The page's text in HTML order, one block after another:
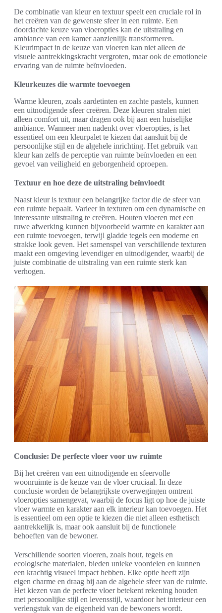
De combinatie van kleur en textuur speelt een cruciale rol in
het creëren van de gewenste sfeer in een ruimte. Een
doordachte keuze van vloeropties kan de uitstraling en
ambiance van een kamer aanzienlijk transformeren.
Kleurimpact in de keuze van vloeren kan niet alleen de
visuele aantrekkingskracht vergroten, maar ook de emotionele
ervaring van de ruimte beïnvloeden.
Kleurkeuzes die warmte toevoegen
Warme kleuren, zoals aardetinten en zachte pastels, kunnen
een uitnodigende sfeer creëren. Deze kleuren stralen niet
alleen comfort uit, maar dragen ook bij aan een huiselijke
ambiance. Wanneer men nadenkt over vloeropties, is het
essentieel om een kleurpalet te kiezen dat aansluit bij de
persoonlijke stijl en de algehele inrichting. Het gebruik van
kleur kan zelfs de perceptie van ruimte beïnvloeden en een
gevoel van veiligheid en geborgenheid oproepen.
Textuur en hoe deze de uitstraling beïnvloedt
Naast kleur is textuur een belangrijke factor die de sfeer van
een ruimte bepaalt. Varieer in texturen om een dynamische en
interessante uitstraling te creëren. Houten vloeren met een
ruwe afwerking kunnen bijvoorbeeld warmte en karakter aan
een ruimte toevoegen, terwijl gladde tegels een moderne en
strakke look geven. Het samenspel van verschillende texturen
maakt een omgeving levendiger en uitnodigender, waarbij de
juiste combinatie de uitstraling van een ruimte sterk kan
verhogen.
Conclusie: De perfecte vloer voor uw ruimte
Bij het creëren van een uitnodigende en sfeervolle
woonruimte is de keuze van de vloer cruciaal. In deze
conclusie worden de belangrijkste overwegingen omtrent
vloeropties samengevat, waarbij de focus ligt op hoe de juiste
vloer warmte en karakter aan elk interieur kan toevoegen. Het
is essentieel om een optie te kiezen die niet alleen esthetisch
aantrekkelijk is, maar ook aansluit bij de functionele
behoeften van de bewoner.
Verschillende soorten vloeren, zoals hout, tegels en
ecologische materialen, bieden unieke voordelen en kunnen
een krachtig visueel impact hebben. Elke optie heeft zijn
eigen charme en draag bij aan de algehele sfeer van de ruimte.
Het kiezen van de perfecte vloer betekent rekening houden
met persoonlijke stijl en levensstijl, waardoor het interieur een
verlengstuk van de eigenheid van de bewoners wordt.